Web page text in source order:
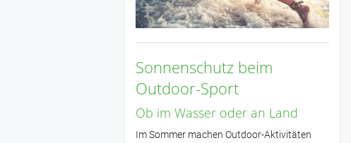
Sonnenschutz beim
Outdoor-Sport
Ob im Wasser oder an Land
Im Sommer machen Outdoor-Aktivitäten